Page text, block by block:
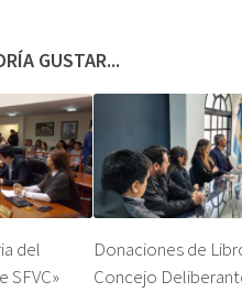
GUSTAR...
del
SFVC»
Donaciones de
Concejo